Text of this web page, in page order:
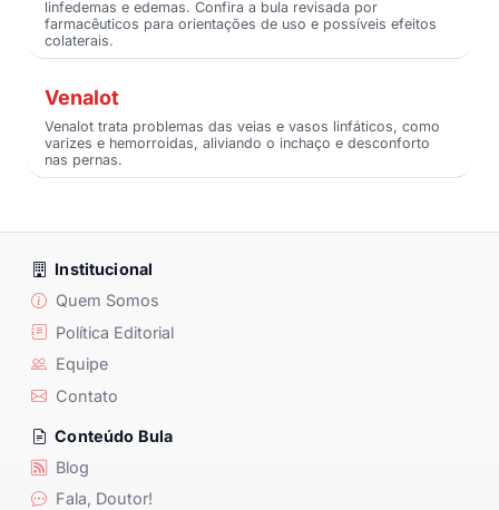
linfedemas e edemas. Confira a bula revisada por
farmacêuticos para orientações de uso e possíveis efeitos
colaterais.
Venalot
Venalot trata problemas das veias e vasos linfáticos, como
varizes e hemorroidas, aliviando o inchaço e desconforto
nas pernas.
Institucional
Quem Somos
Política Editorial
Equipe
Contato
Conteúdo Bula
Blog
Fala, Doutor!